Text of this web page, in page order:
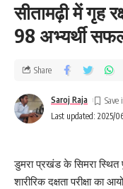
सीतामढ़ी में गृह
98 अभ्यर्थी
Last updated: 2025/
Saroj Raja
Share
डुमरा प्रखंड के सिमरा स्थित
शारीरिक दक्षता परीक्षा